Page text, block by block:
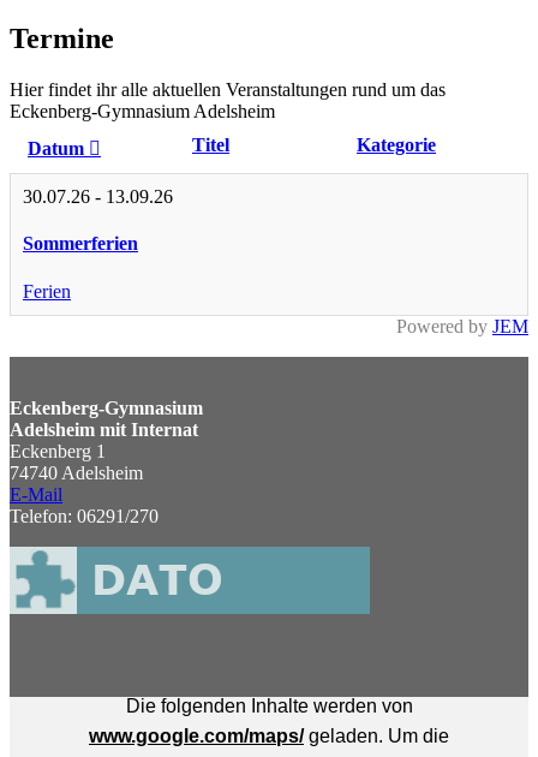
Termine
Hier findet ihr alle aktuellen Veranstaltungen rund um das
Eckenberg-Gymnasium Adelsheim
Datum
Titel Kategorie
30.07.26 - 13.09.26
Sommerferien
Ferien
Powered by JEM
Eckenberg-Gymnasium
Adelsheim mit Internat
Eckenberg 1
74740 Adelsheim
E-Mail
Telefon: 06291/270